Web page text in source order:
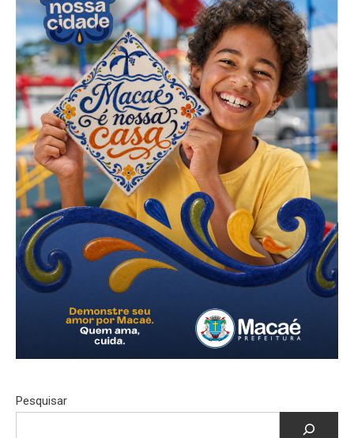
Pesquisar